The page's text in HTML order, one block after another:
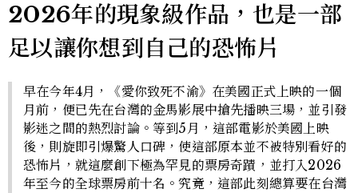
2026年的現象級作品，也是一部
足以讓你想到自己的恐怖片
早在今年4月，《愛你致死不渝》在美國正式上映的一個
月前，便已先在台灣的金馬影展中搶先播映三場，並引發
影迷之間的熱烈討論。等到5月，這部電影於美國上映
後，則旋即引爆驚人口碑，使這部原本並不被特別看好的
恐怖片，就這麼創下極為罕見的票房奇蹟，並打入2026
年至今的全球票房前十名。究竟，這部此刻總算要在台灣